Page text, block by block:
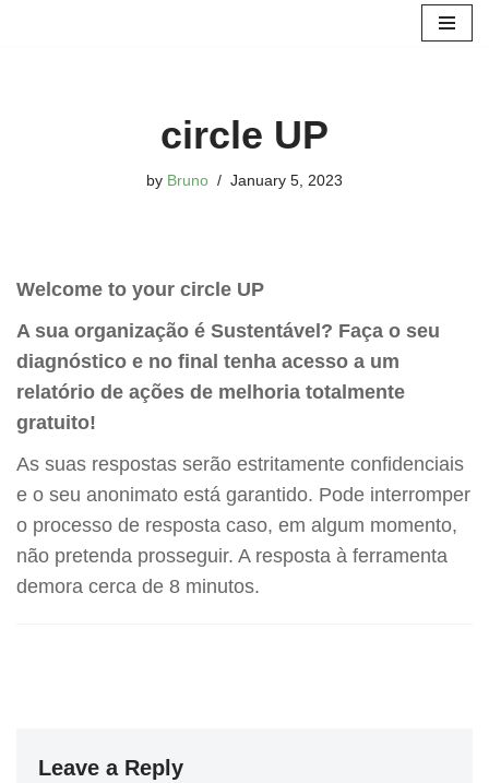
circle UP
by Bruno January 5, 2023
Welcome to your circle UP
A sua organização é Sustentável? Faça o seu
diagnóstico e no final tenha acesso a um
relatório de ações de melhoria totalmente
gratuito!
As suas respostas serão estritamente confidenciais
e o seu anonimato está garantido. Pode interromper
o processo de resposta caso, em algum momento,
não pretenda prosseguir. A resposta à ferramenta
demora cerca de 8 minutos.
Leave a Reply